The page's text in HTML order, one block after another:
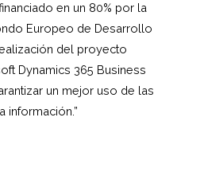
en un 80% por la
Europeo de Desarrollo
del proyecto
Dynamics 365 Business
un mejor uso de las
información.”